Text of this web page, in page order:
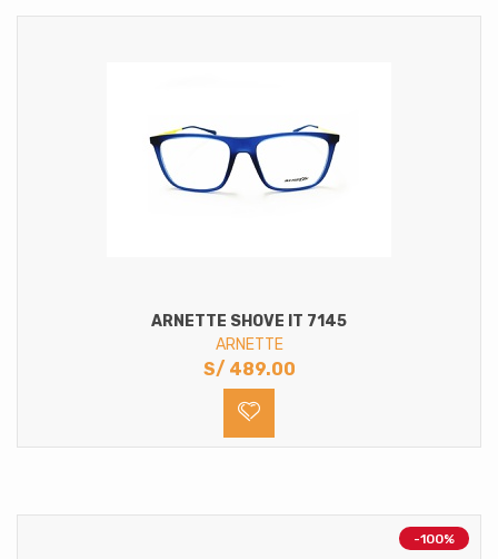
ARNETTE SHOVE IT 7145
ARNETTE
S/ 489.00
-100%